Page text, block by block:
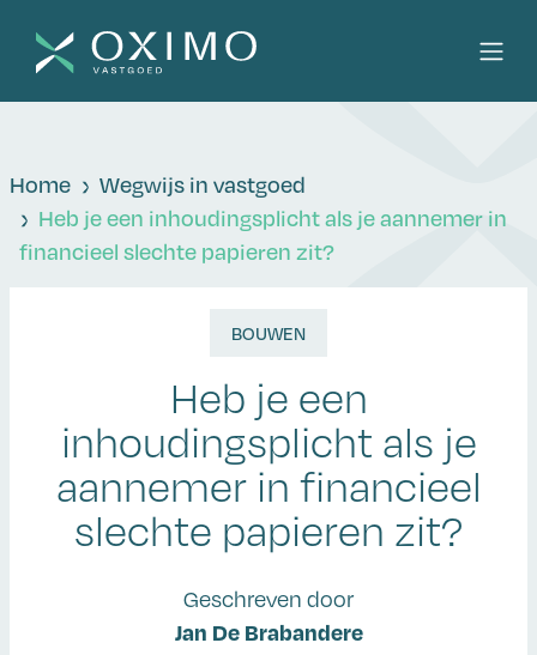
Home
Wegwijs in vastgoed
Heb je een inhoudingsplicht als je aannemer in
financieel slechte papieren zit?
BOUWEN
Heb je een
inhoudingsplicht als je
aannemer in financieel
slechte papieren zit?
Geschreven door
Jan De Brabandere